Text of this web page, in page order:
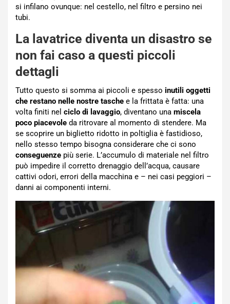
si infilano ovunque: nel cestello, nel filtro e persino nei
tubi.
La lavatrice diventa un disastro se
non fai caso a questi piccoli
dettagli
Tutto questo si somma ai piccoli e spesso inutili oggetti
che restano nelle nostre tasche e la frittata è fatta: una
volta finiti nel ciclo di lavaggio, diventano una miscela
poco piacevole da ritrovare al momento di stendere. Ma
se scoprire un biglietto ridotto in poltiglia è fastidioso,
nello stesso tempo bisogna considerare che ci sono
conseguenze più serie. L’accumulo di materiale nel filtro
può impedire il corretto drenaggio dell’acqua, causare
cattivi odori, errori della macchina e – nei casi peggiori –
danni ai componenti interni.